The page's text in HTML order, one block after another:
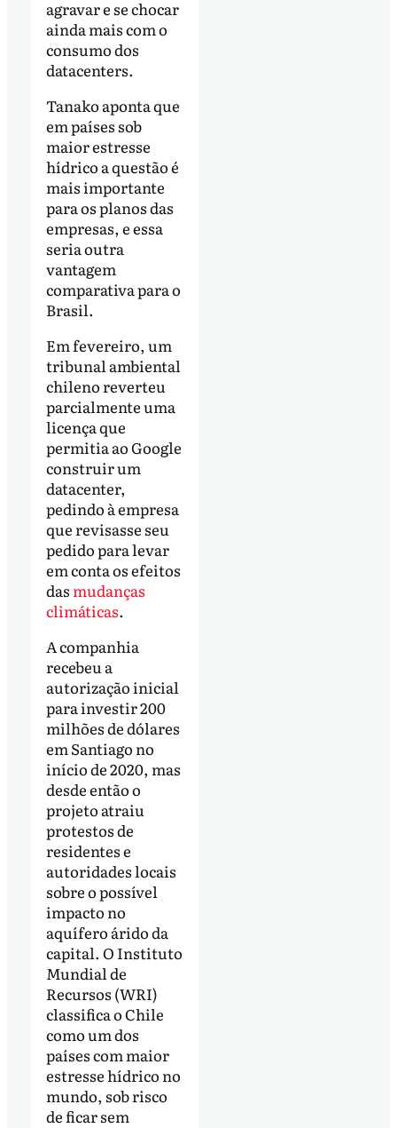
agravar e se chocar
ainda mais com o
consumo dos
datacenters.
Tanako aponta que
em países sob
maior estresse
hídrico a questão é
mais importante
para os planos das
empresas, e essa
seria outra
vantagem
comparativa para o
Brasil.
Em fevereiro, um
tribunal ambiental
chileno reverteu
parcialmente uma
licença que
permitia ao Google
construir um
datacenter,
pedindo à empresa
que revisasse seu
pedido para levar
em conta os efeitos
das mudanças
climáticas.
A companhia
recebeu a
autorização inicial
para investir 200
milhões de dólares
em Santiago no
início de 2020, mas
desde então o
projeto atraiu
protestos de
residentes e
autoridades locais
sobre o possível
impacto no
aquífero árido da
capital. O Instituto
Mundial de
Recursos (WRI)
classifica o Chile
como um dos
países com maior
estresse hídrico no
mundo, sob risco
de ficar sem